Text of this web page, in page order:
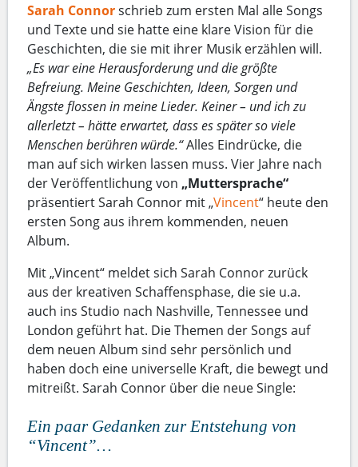
Sarah Connorschrieb zum ersten Mal alle Songs
und Texte und sie hatte eine klare Vision für die
Geschichten, die sie mit ihrer Musik erzählen will.
„Es war eine Herausforderung und die größte
Befreiung. Meine Geschichten, Ideen, Sorgen und
Ängste flossen in meine Lieder. Keiner – und ich zu
allerletzt – hätte erwartet, dass es später so viele
Menschen berühren würde.“Alles Eindrücke, die
man auf sich wirken lassen muss. Vier Jahre nach
der Veröffentlichung von „Muttersprache“
präsentiert Sarah Connor mit „Vincent“ heute den
ersten Song aus ihrem kommenden, neuen
Album.
Mit „Vincent“ meldet sich Sarah Connor zurück
aus der kreativen Schaffensphase, die sie u.a.
auch ins Studio nach Nashville, Tennessee und
London geführt hat. Die Themen der Songs auf
dem neuen Album sind sehr persönlich und
haben doch eine universelle Kraft, die bewegt und
mitreißt. Sarah Connor über die neue Single:
Ein paar Gedanken zur Entstehung von
“Vincent”…